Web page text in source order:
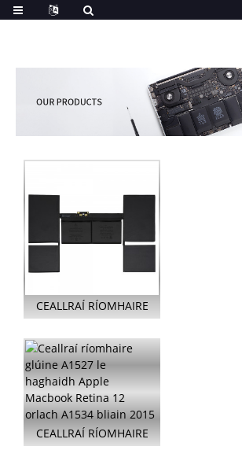
CEALLRAÍ RÍOMHAIRE
HAGHAIDH APPLE
MACBOOK RETINA 1...
CEALLRAÍ RÍOMHAIRE